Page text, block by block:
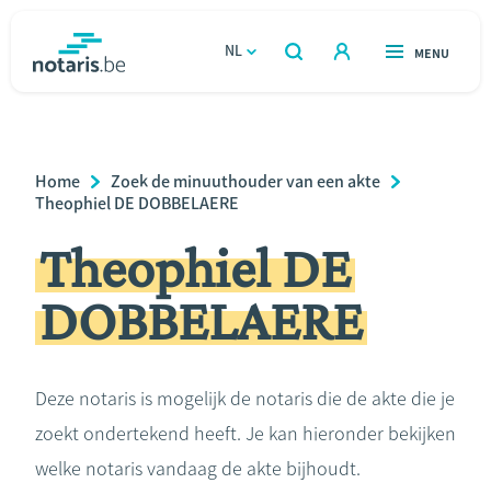
gaan
NL
OPEN
ZOEKEN
OPEN
MENU
Relatie & samenleven
Erven & schenken
Ondernemen
Rekenmodules
Breadcrumb
Home
Zoek de minuuthouder van een akte
Theophiel DE DOBBELAERE
Theophiel DE
DOBBELAERE
Deze notaris is mogelijk de notaris die de akte die je
zoekt ondertekend heeft. Je kan hieronder bekijken
welke notaris vandaag de akte bijhoudt.